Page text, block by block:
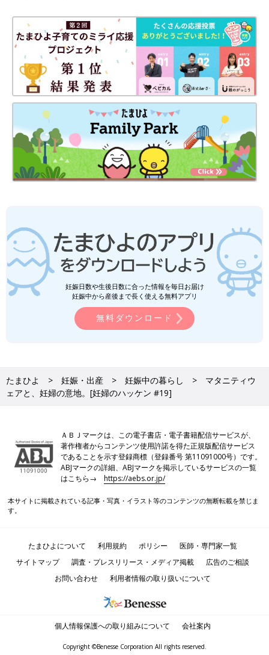
妊娠日数や生後日数に合った情報を毎日お届け
妊娠中から産後まで長く使える無料アプリ
無料ダウンロード
たまひよ 妊娠・出産 妊娠中の暮らし
マタニティウ
ェアと、妊婦の意地。[妊婦のハッケン #19]
ＡＢＪマークは、この電子書店・電子書籍配信サービスが、
著作権者からコンテンツ使用許諾を得た正規版配信サービス
であることを示す登録商標（登録番号 第11091000号）です。
ABJマークの詳細、ABJマークを掲示しているサービスの一覧
はこちら→https://aebs.or.jp/
本サイトに掲載されている記事・写真・イラスト等のコンテンツの無断転載を禁じま
す。
たまひよについて 利用規約 ポリシー
医師・専門家一覧
サイトマップ
調査・プレスリリース・メディア掲載
広告のご相談
お問い合わせ
利用者情報の取り扱いについて
個人情報保護への取り組みについて 会社案内
Copyright ©Benesse Corporation All rights reserved.